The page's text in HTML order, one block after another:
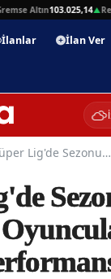
Altın103.025,14▲
İlanlar İlan Ver
Süper Lig'de Sezonun İstikrarlı Oyuncuları ve Takım Performansları